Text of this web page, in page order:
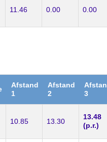
11.46 0.00 0.00
Afstand
1
Afstand
2
3
10.85 13.30
13.48
(p.r.)